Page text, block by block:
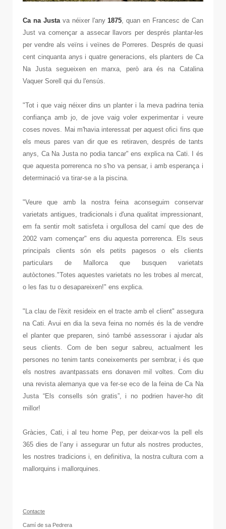
Ca na Justava néixer l'any1875, quan en Francesc de Can
Just va començar a assecar llavors per després plantar-les
per vendre als veïns i veïnes de Porreres. Després de quasi
cent cinquanta anys i quatre generacions, els planters de Ca
Na Justa segueixen en marxa, però ara és na Catalina
Vaquer Sorell qui du l'ensús.
"Tot i que vaig néixer dins un planter i la meva padrina tenia
confiança amb jo, de jove vaig voler experimentar i veure
coses noves. Mai m'havia interessat per aquest ofici fins que
els meus pares van dir que es retiraven, després de tants
anys, Ca Na Justa no podia tancar" ens explica na Cati. I és
que aquesta porrerenca no s'ho va pensar, i amb esperança i
determinació va tirar-se a la piscina.
"Veure que amb la nostra feina aconseguim conservar
varietats antigues, tradicionals i d'una qualitat impressionant,
em fa sentir molt satisfeta i orgullosa del camí que des de
2002 vam començar" ens diu aquesta porrerenca. Els seus
principals clients són els petits pagesos o els clients
particulars de Mallorca que busquen varietats
autòctones."Totes aquestes varietats no les trobes al mercat,
o les fas tu o desapareixen!" ens explica.
"La clau de l'èxit resideix en el tracte amb el client" assegura
na Cati. Avui en dia la seva feina no només és la de vendre
el planter que preparen, sinó també assessorar i ajudar als
seus clients. Com de ben segur sabreu, actualment les
persones no tenim tants coneixements per sembrar, i és que
els nostres avantpassats ens donaven mil voltes. Com diu
una revista alemanya que va fer-se eco de la feina de Ca Na
Justa “Els consells són gratis”, i no podrien haver-ho dit
millor!
Gràcies, Cati, i al teu home Pep, per deixar-vos la pell els
365 dies de l’any i assegurar un futur als nostres productes,
les nostres tradicions i, en definitiva, la nostra cultura com a
mallorquins i mallorquines.
Contacte
Camí de sa Pedrera